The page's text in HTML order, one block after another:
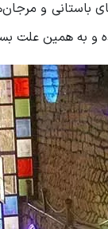
باستانی و
و به همین علت